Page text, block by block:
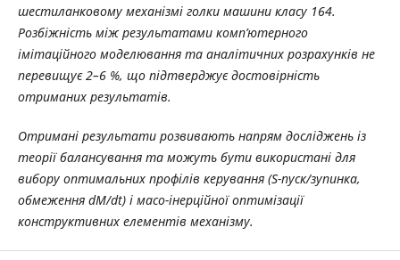
шестиланковому механізмі голки машини класу 164.
Розбіжність між результатами комп’ютерного
імітаційного моделювання та аналітичних розрахунків не
перевищує 2–6 %, що підтверджує достовірність
отриманих результатів.
Отримані результати розвивають напрям досліджень із
теорії балансування та можуть бути використані для
вибору оптимальних профілів керування (S-пуск/зупинка,
обмеження dM/dt) і масо-інерційної оптимізації
конструктивних елементів механізму.